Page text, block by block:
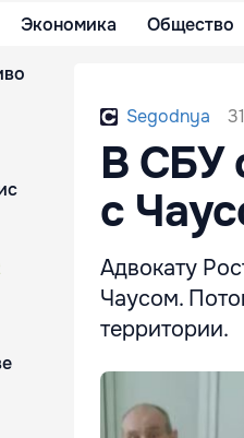
Экономика Общество
Segodnya
В СБУ
с
Адвокату
Чаусом.
территории.